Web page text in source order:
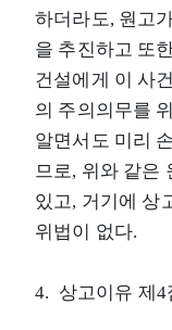
하더라도, 원고
을 추진하고 또
건설에게 이 사
의 주의의무를
알면서도 미리
므로, 위와 같은
있고, 거기에 상
위법이 없다.
4. 상고이유 제4